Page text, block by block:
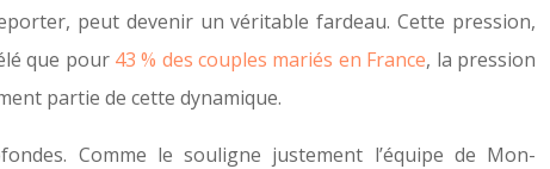
peut devenir un véritable fardeau. Cette pression,
que pour 43 % des couples mariés en France, la pression
partie de cette dynamique.
Comme le souligne justement l’équipe de Mon-